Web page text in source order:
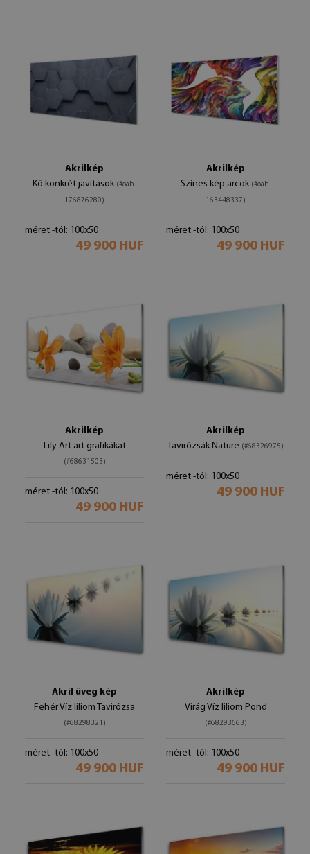
Akrilkép
Kő konkrét javítások (#oah-
176876280)
méret -tól: 100x50
49 900 HUF
Akrilkép
Színes kép arcok (#oah-
163448337)
méret -tól: 100x50
49 900 HUF
Akrilkép
Lily Art art grafikákat
(#68631503)
méret -tól: 100x50
49 900 HUF
Akrilkép
Tavirózsák Nature (#68326975)
méret -tól: 100x50
49 900 HUF
Akril üveg kép
Fehér Víz liliom Tavirózsa
(#68298321)
méret -tól: 100x50
49 900 HUF
Akrilkép
Virág Víz liliom Pond
(#68293663)
méret -tól: 100x50
49 900 HUF